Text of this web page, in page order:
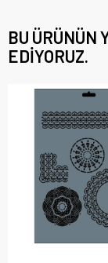
BU ÜRÜNÜN
EDIYORUZ.